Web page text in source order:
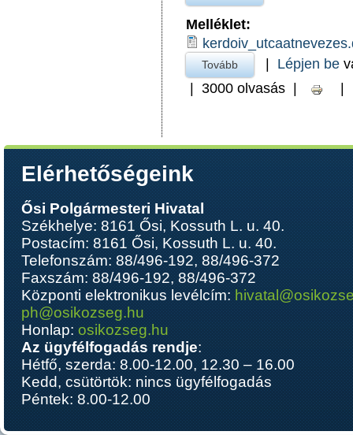
Melléklet:
Tovább a Hirdetmény a XX.
Lépjen be
3000 olvasás
Elérhetőségeink
Ősi Polgármesteri Hivatal
Székhelye: 8161 Ősi, Kossuth L. u. 40.
Postacím: 8161 Ősi, Kossuth L. u. 40.
Telefonszám: 88/496-192, 88/496-372
Faxszám: 88/496-192, 88/496-372
Központi elektronikus levélcím:
ph@osikozseg.hu
Honlap:osikozseg.hu
Az ügyfélfogadás rendje:
Hétfő, szerda: 8.00-12.00, 12.30 – 16.00
Kedd, csütörtök: nincs ügyfélfogadás
Péntek: 8.00-12.00